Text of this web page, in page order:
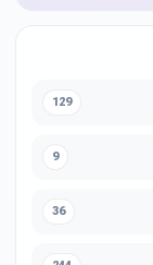
129
9
36